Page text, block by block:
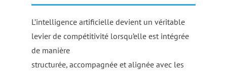
L’intelligence artificielle devient un véritable
levier de compétitivité lorsqu’elle est intégrée
de manière
structurée, accompagnée et alignée avec les